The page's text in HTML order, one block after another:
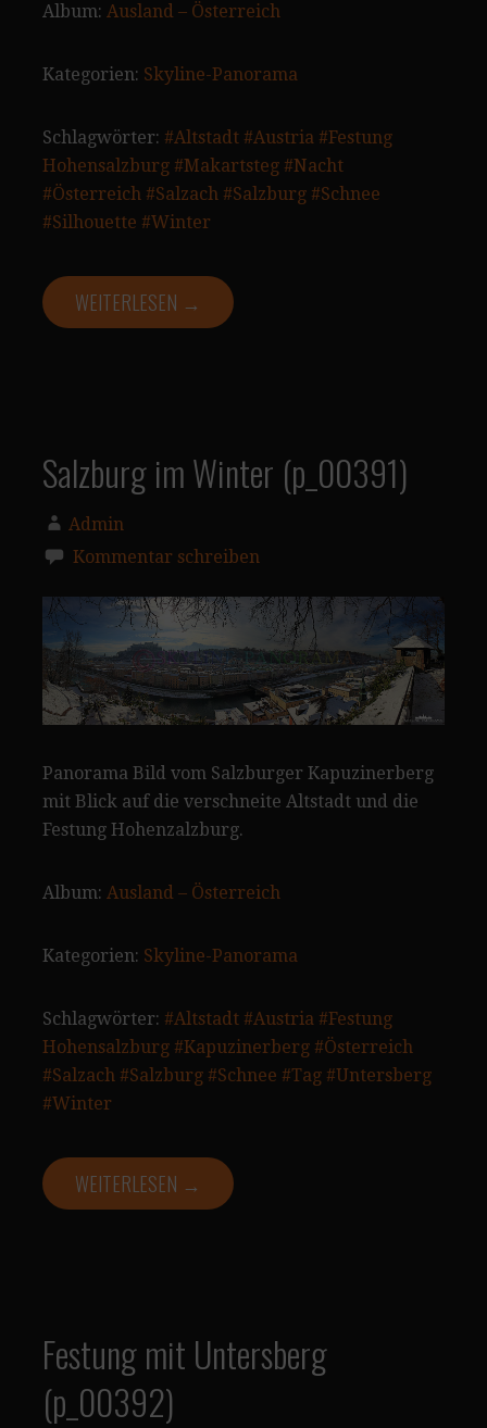
Album: Ausland – Österreich
Kategorien: Skyline-Panorama
Schlagwörter: #Altstadt #Austria #Festung
Hohensalzburg #Makartsteg #Nacht
#Österreich #Salzach #Salzburg #Schnee
#Silhouette #Winter
WEITERLESEN →
Salzburg im Winter (p_00391)
Admin
Kommentar schreiben
Panorama Bild vom Salzburger Kapuzinerberg
mit Blick auf die verschneite Altstadt und die
Festung Hohenzalzburg.
Album: Ausland – Österreich
Kategorien: Skyline-Panorama
Schlagwörter: #Altstadt #Austria #Festung
Hohensalzburg #Kapuzinerberg #Österreich
#Salzach #Salzburg #Schnee #Tag #Untersberg
#Winter
WEITERLESEN →
Festung mit Untersberg
(p_00392)